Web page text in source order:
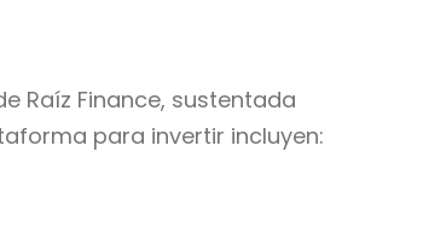
Raíz Finance, sustentada
para invertir incluyen: